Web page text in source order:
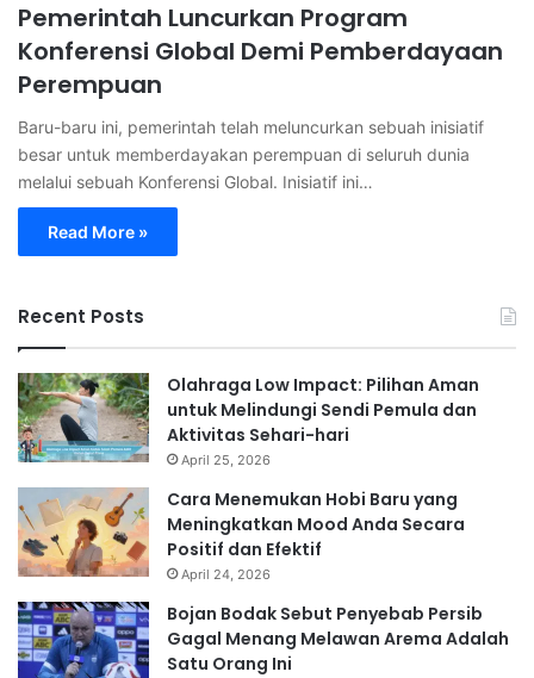
Pemerintah Luncurkan Program
Konferensi Global Demi Pemberdayaan
Perempuan
Baru-baru ini, pemerintah telah meluncurkan sebuah inisiatif
besar untuk memberdayakan perempuan di seluruh dunia
melalui sebuah Konferensi Global. Inisiatif ini…
Read More »
Recent Posts
Olahraga Low Impact: Pilihan Aman
untuk Melindungi Sendi Pemula dan
Aktivitas Sehari-hari
April 25, 2026
Cara Menemukan Hobi Baru yang
Meningkatkan Mood Anda Secara
Positif dan Efektif
April 24, 2026
Bojan Bodak Sebut Penyebab Persib
Gagal Menang Melawan Arema Adalah
Satu Orang Ini